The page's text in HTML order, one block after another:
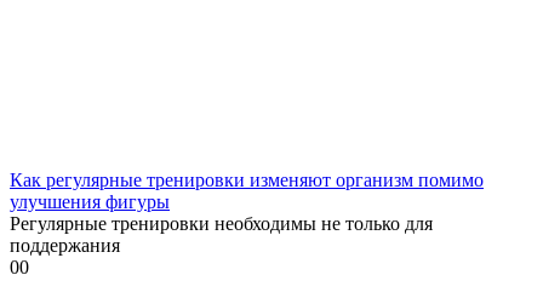
Как регулярные тренировки изменяют организм помимо
улучшения фигуры
Регулярные тренировки необходимы не только для
поддержания
00